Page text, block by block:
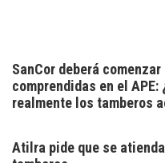
SanCor deberá
comprendidas en el
realmente los tamberos
Atilra pide que se